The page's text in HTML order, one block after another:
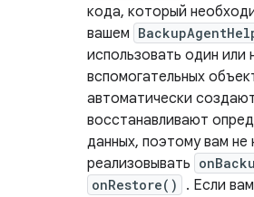
кода, который
вашем
использовать один или
вспомогательных
автоматически
восстанавливают
данных, поэтому вам не
реализовывать
onRestore()
. Если